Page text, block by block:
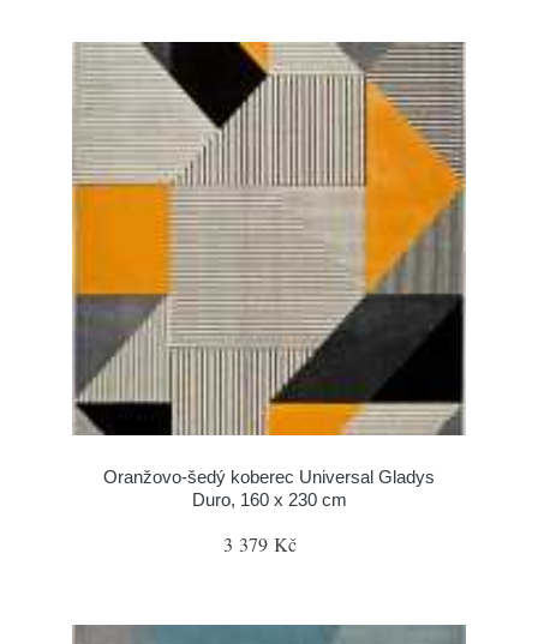
Oranžovo-šedý koberec Universal Gladys
Duro, 160 x 230 cm
3 379 Kč